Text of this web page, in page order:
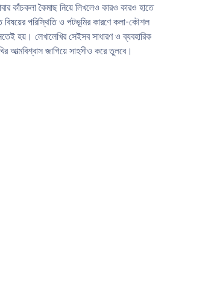
কাঁচকলা কৈমাছ নিয়ে লিখলেও কারও কারও হাতে
পরিস্থিতি ও পটভূমির কারণে কলা-কৌশল
হয়। লেখালেখির সেইসব সাধারণ ও ব্যবহারিক
আত্মবিশ্বাস জাগিয়ে সাহসীও করে তুলবে।